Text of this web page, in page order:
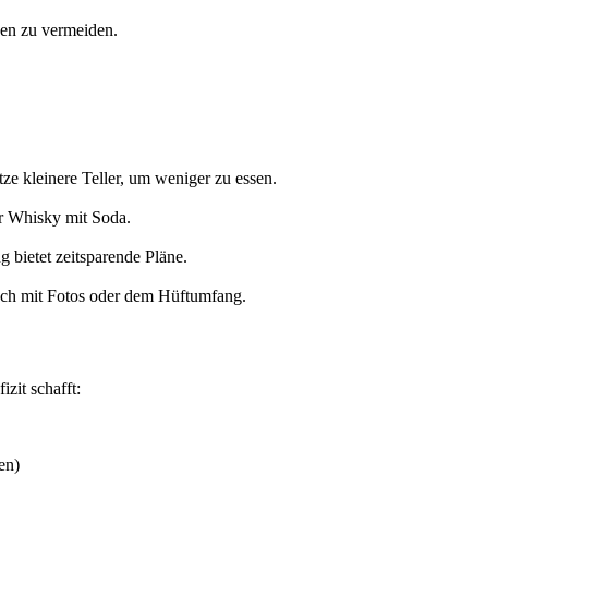
zu vermeiden.
kleinere Teller, um weniger zu essen.
Whisky mit Soda.
zeitsparende Pläne.
mit Fotos oder dem Hüftumfang.
schafft: